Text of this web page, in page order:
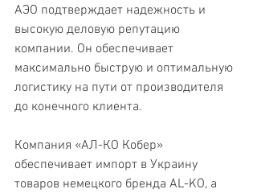
АЭО подтверждает надежность и
высокую деловую репутацию
компании. Он обеспечивает
максимально быструю и оптимальную
логистику на пути от производителя
до конечного клиента.
Компания «АЛ-КО Кобер»
обеспечивает импорт в Украину
товаров немецкого бренда AL-KO, а